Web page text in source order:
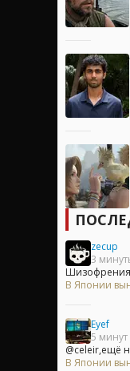
zecup
3
Шизофрения
В Японии
Eyef
5 минут
@celeir,ещё
В Японии